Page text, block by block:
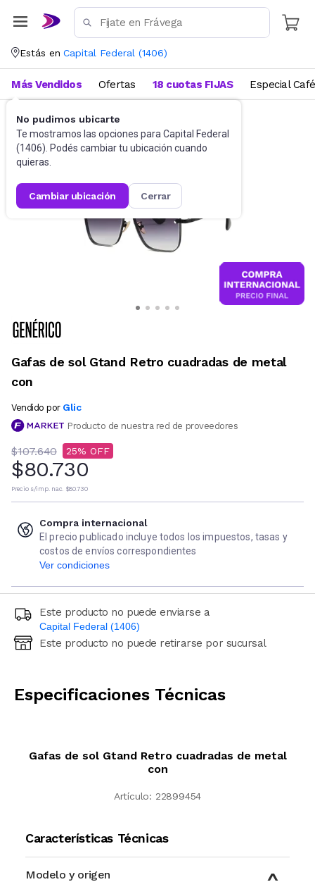
Estás en Capital Federal (1406)
No pudimos ubicarte
Te mostramos las opciones para Capital Federal
(1406). Podés cambiar tu ubicación cuando
quieras.
cambiar ubicación cerrar
Más Vendidos Ofertas 18 cuotas FIJAS Especial Café
Accesorios Anteojos de sol
Gafas de sol Gtand Retro cuadradas de metal
con
Vendido por Glic
Producto de nuestra red de proveedores
$107.640 25
$80.730
Precio s/imp. nac. $80.730
Compra internacional
El precio publicado incluye todos los impuestos, tasas y
costos de envíos correspondientes
Ver condiciones
Este producto no puede enviarse a
Capital Federal (1406)
Ingresá código postal (sólo números)
Este producto no puede retirarse por sucursal
Especificaciones Técnicas
Gafas de sol Gtand Retro cuadradas de metal
con
Artículo: 22899454
Características Técnicas
Modelo y origen